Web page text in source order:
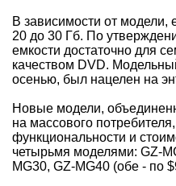
В зависимости от модели,
20 до 30 Гб. По
емкости достаточно для
качеством DVD.
осенью, был нацелен на
Новые модели,
на массового
функциональности и
четырьмя моделями: GZ-
MG30, GZ-MG40 (обе - по